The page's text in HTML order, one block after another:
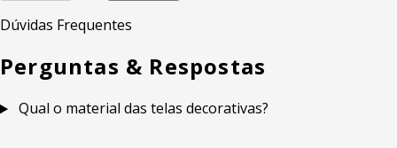
Dúvidas Frequentes
Perguntas & Respostas
Qual o material das telas decorativas?